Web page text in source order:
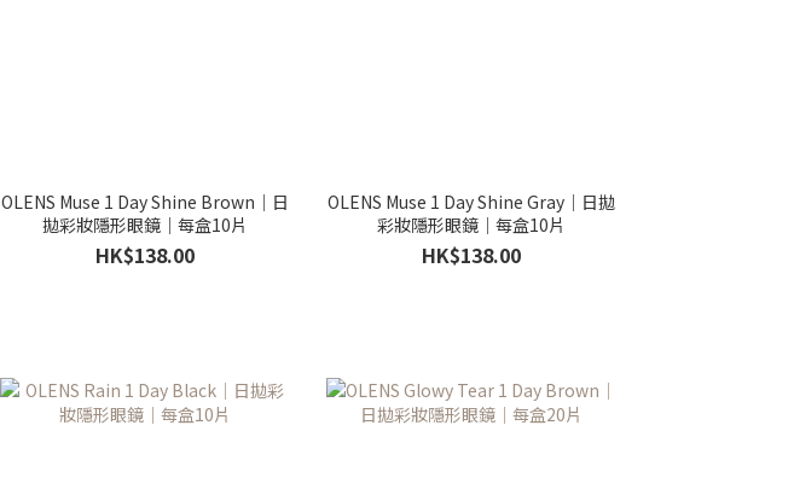
OLENS Muse 1 Day Shine Brown｜日
拋彩妝隱形眼鏡｜每盒10片
HK$138.00
OLENS Muse 1 Day Shine Gray｜日拋
彩妝隱形眼鏡｜每盒10片
HK$138.00